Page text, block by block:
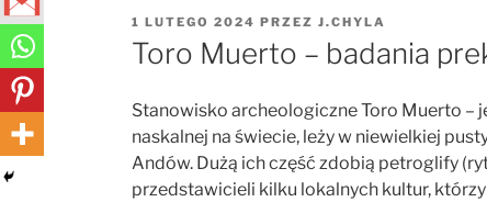
OPUBLIKOWANE
W
1 LUTEGO 2024 PRZEZ J.CHYLA
Toro Muerto – badania
Stanowisko archeologiczne Toro Muerto –
naskalnej na świecie, leży w niewielkiej
Andów. Dużą ich część zdobią petroglify
przedstawicieli kilku lokalnych kultur,